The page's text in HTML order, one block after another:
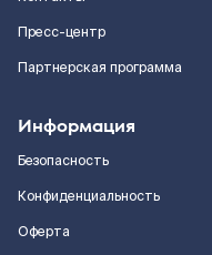
Пресс-центр
Партнерская программа
Информация
Безопасность
Конфиденциальность
Оферта